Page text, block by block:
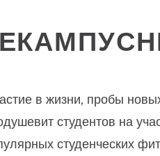
в жизни, пробы
студентов на
студенческих